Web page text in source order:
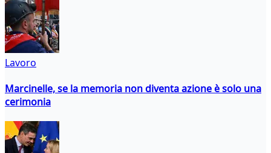
Lavoro
Marcinelle, se la memoria non diventa azione è solo una
cerimonia